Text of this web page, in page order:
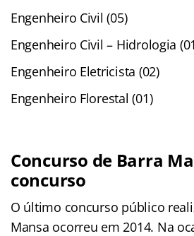
Engenheiro Civil (05)
Engenheiro Civil – Hidrologia
Engenheiro Eletricista (02)
Engenheiro Florestal (01)
Concurso de Barra
concurso
O último concurso público
Mansa ocorreu em 2014. Na